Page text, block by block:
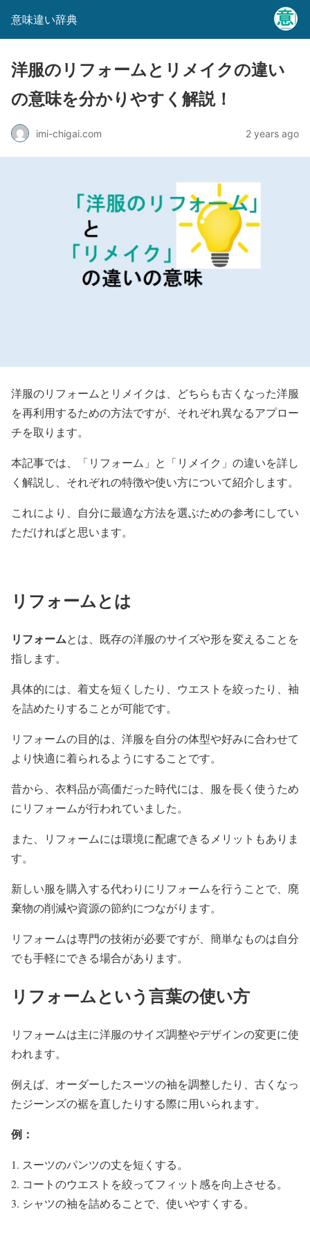
意味違い辞典
洋服のリフォームとリメイクの違い
の意味を分かりやすく解説！
imi-chigai.com 2 years ago
洋服のリフォームとリメイクは、どちらも古くなった洋服
を再利用するための方法ですが、それぞれ異なるアプロー
チを取ります。
本記事では、「リフォーム」と「リメイク」の違いを詳し
く解説し、それぞれの特徴や使い方について紹介します。
これにより、自分に最適な方法を選ぶための参考にしてい
ただければと思います。
リフォームとは
リフォームとは、既存の洋服のサイズや形を変えることを
指します。
具体的には、着丈を短くしたり、ウエストを絞ったり、袖
を詰めたりすることが可能です。
リフォームの目的は、洋服を自分の体型や好みに合わせて
より快適に着られるようにすることです。
昔から、衣料品が高価だった時代には、服を長く使うため
にリフォームが行われていました。
また、リフォームには環境に配慮できるメリットもありま
す。
新しい服を購入する代わりにリフォームを行うことで、廃
棄物の削減や資源の節約につながります。
リフォームは専門の技術が必要ですが、簡単なものは自分
でも手軽にできる場合があります。
リフォームという言葉の使い方
リフォームは主に洋服のサイズ調整やデザインの変更に使
われます。
例えば、オーダーしたスーツの袖を調整したり、古くなっ
たジーンズの裾を直したりする際に用いられます。
例：
スーツのパンツの丈を短くする。
コートのウエストを絞ってフィット感を向上させる。
シャツの袖を詰めることで、使いやすくする。